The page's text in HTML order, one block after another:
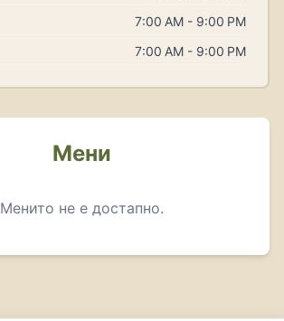
7:00 AM - 9:00 PM
7:00 AM - 9:00 PM
Мени
Менито не е достапно.